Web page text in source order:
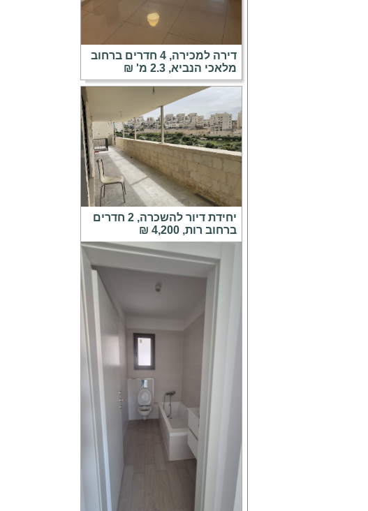
דירה למכירה, 4 חדרים ברחוב
מלאכי הנביא, 2.3 מ' ₪
יחידת דיור להשכרה, 2 חדרים
ברחוב רות, 4,200 ₪